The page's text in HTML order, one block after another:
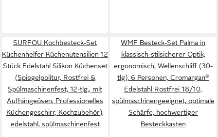
SURFOU Kochbesteck-Set
Küchenhelfer Küchenutensilien 12
Stück Edelstahl Silikon Küchenset
(Spiegelpolitur, Rostfrei &
Spülmaschinenfest, 12-tlg., mit
Aufhängeösen, Professionelles
Küchengeschirr, Kochzubehör),
edelstahl, spülmaschinenfest
WMF Besteck-Set Palma in
klassisch-stilsicherer Optik,
ergonomisch, Wellenschliff (30-
tlg), 6 Personen, Cromargan®
Edelstahl Rostfrei 18/10,
spülmaschinengeeignet, optimale
Schärfe, hochwertiger
Besteckkasten